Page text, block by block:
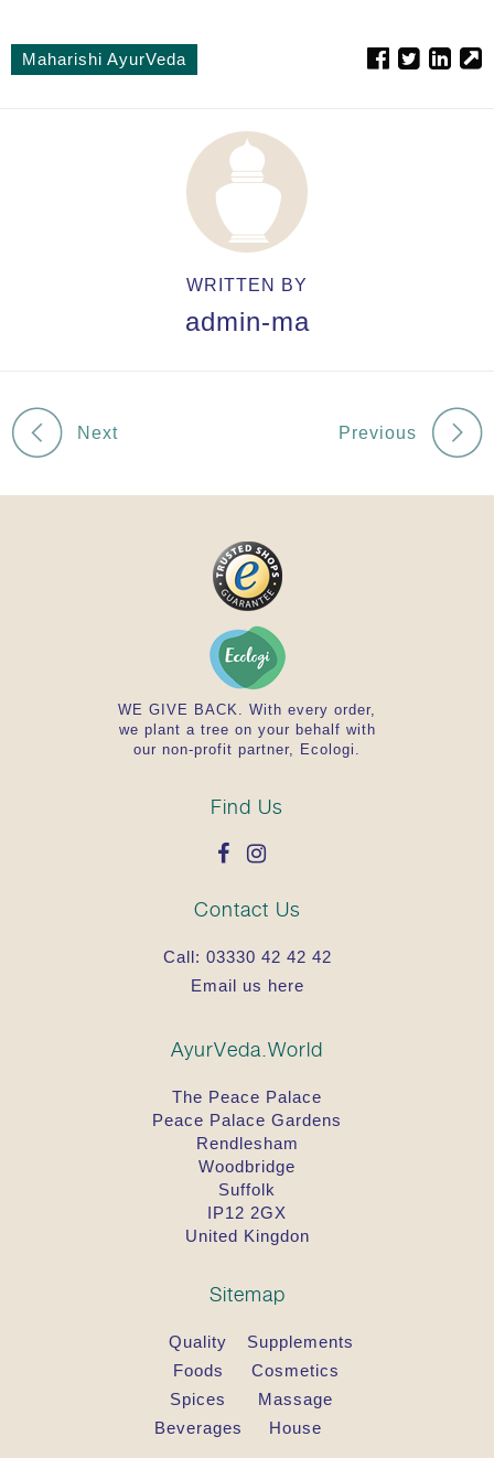
Maharishi AyurVeda
WRITTEN BY
admin-ma
Previous
Next
WE GIVE BACK. With every order,
we plant a tree on your behalf with
our non-profit partner, Ecologi.
Find Us
Contact Us
Call: 03330 42 42 42
Email us here
AyurVeda.World
The Peace Palace
Peace Palace Gardens
Rendlesham
Woodbridge
Suffolk
IP12 2GX
United Kingdon
Sitemap
Quality
Foods
Spices
Beverages
Supplements
Cosmetics
Massage
House